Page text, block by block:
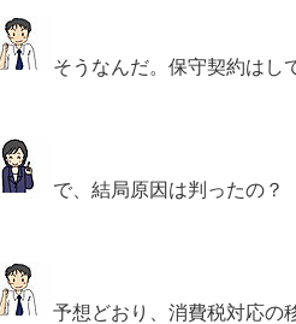
そうなんだ。保守契約はし
で、結局原因は判ったの？
予想どおり、消費税対応の